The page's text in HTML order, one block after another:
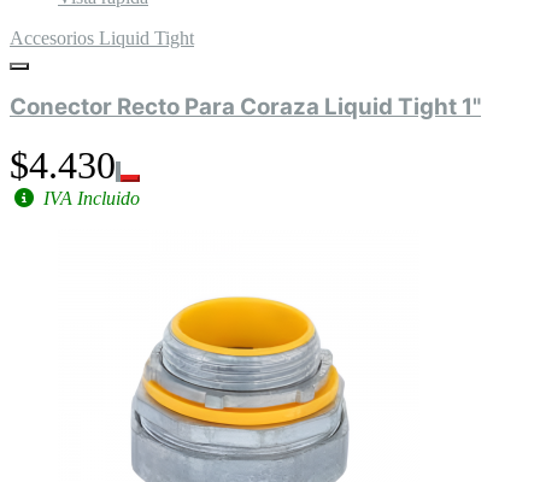
Accesorios Liquid Tight
Conector Recto Para Coraza Liquid Tight 1"
$4.430
IVA Incluido